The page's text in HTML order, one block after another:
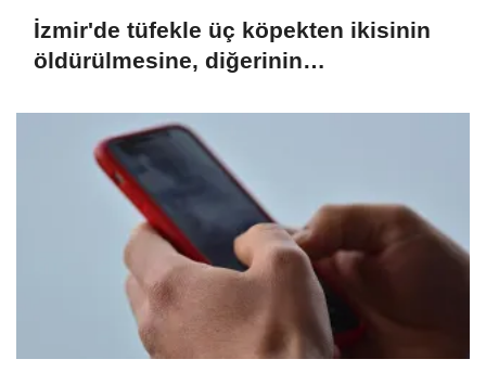
İzmir'de tüfekle üç köpekten ikisinin
öldürülmesine, diğerinin
yakalandı